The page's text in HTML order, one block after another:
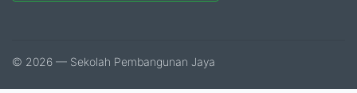
© 2026 — Sekolah Pembangunan Jaya